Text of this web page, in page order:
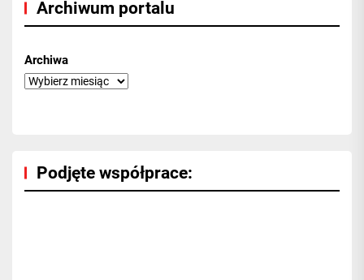
Archiwum portalu
Archiwa
Podjęte współprace: